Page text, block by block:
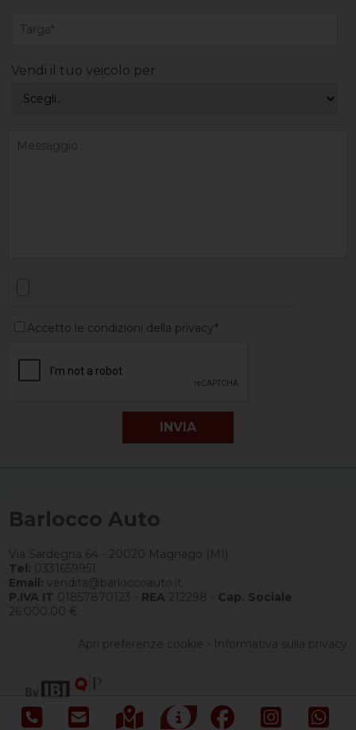
Vendi il tuo veicolo per
Accetto le condizioni della privacy*
Barlocco Auto
Via Sardegna 64 - 20020 Magnago (MI)
Tel: 0331659951
Email: vendita@barloccoauto.it
P.IVA IT 01857870123 - REA 212298 - Cap. Sociale
26.000,00 €
Apri preferenze cookie - Informativa sulla privacy